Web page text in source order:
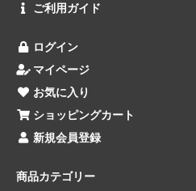
ご利用ガイド
ログイン
マイページ
お気に入り
ショッピングカート
新規会員登録
商品カテゴリー